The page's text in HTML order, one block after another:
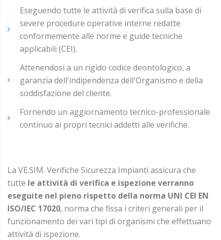
Eseguendo tutte le attività di verifica sulla base di
severe procedure operative interne redatte
conformemente alle norme e guide tecniche
applicabili (CEI).
Attenendosi a un rigido codice deontologico, a
garanzia dell'indipendenza dell'Organismo e della
soddisfazione del cliente.
Fornendo un aggiornamento tecnico-professionale
continuo ai propri tecnici addetti alle verifiche.
La VE.SIM. Verifiche Sicurezza Impianti assicura che
tutte le attività di verifica e ispezione verranno
eseguite nel pieno rispetto della norma UNI CEI EN
ISO/IEC 17020, norma che fissa i criteri generali per il
funzionamento dei vari tipi di organismi che effettuano
attività di ispezione.